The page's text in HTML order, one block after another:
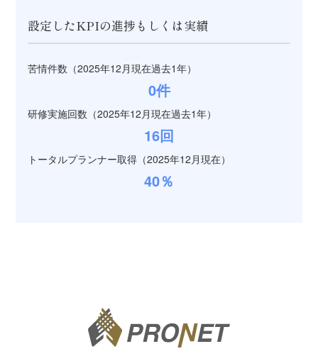
設定したKPIの進捗もしくは実績
苦情件数（2025年12月現在過去1年）
0件
研修実施回数（2025年12月現在過去1年）
16回
トータルプランナー取得（2025年12月現在）
40％